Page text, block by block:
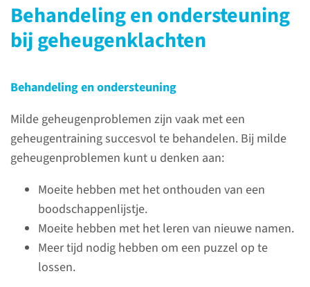
Behandeling en ondersteuning
bij geheugenklachten
Behandeling en ondersteuning
Milde geheugenproblemen zijn vaak met een
geheugentraining succesvol te behandelen. Bij milde
geheugenproblemen kunt u denken aan:
Moeite hebben met het onthouden van een
boodschappenlijstje.
Moeite hebben met het leren van nieuwe namen.
Meer tijd nodig hebben om een puzzel op te
lossen.
Radboudumc Alzheimer centrum